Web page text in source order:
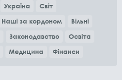
Україна
Світ
Наші за кордоном
Вільні
Законодавство
Освіта
Медицина Фінанси